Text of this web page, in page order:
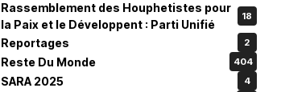
Rassemblement des Houphetistes pour
la Paix et le Développent : Parti Unifié
18
Reportages 2
Reste Du Monde 404
SARA 2025 4